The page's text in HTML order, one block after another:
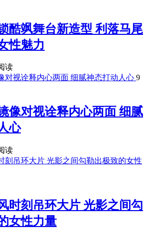
酷飒舞台新造型 利落马尾
性魅力
读
9
像对视诠释内心两面 细腻
心
读
时刻吊环大片 光影之间勾
女性力量